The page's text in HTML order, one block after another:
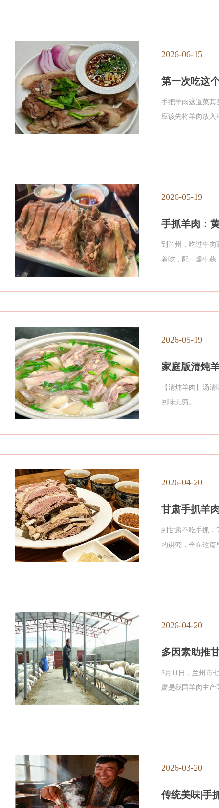
2026-06-15
第一次吃这
手把羊肉这道菜其
应该先将羊肉放入
2026-05-19
手抓羊肉：
到兰州，吃过牛肉
着吃，配一瓣生蒜
2026-05-19
家庭版清炖
【清炖羊肉】汤
回味无穷。
2026-04-20
甘肃手抓羊
到甘肃不吃手抓，
的讲究，全在这篇
2026-04-20
多因素助推
3月11日，兰州市
肃是我国羊肉主产
2026-03-20
传统美味|手